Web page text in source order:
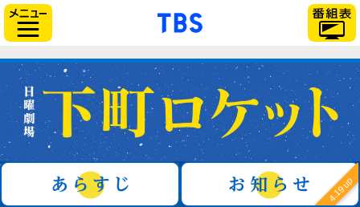
「TBSテレビ」トップ
日曜劇場『下町ロケット』
4.19 up